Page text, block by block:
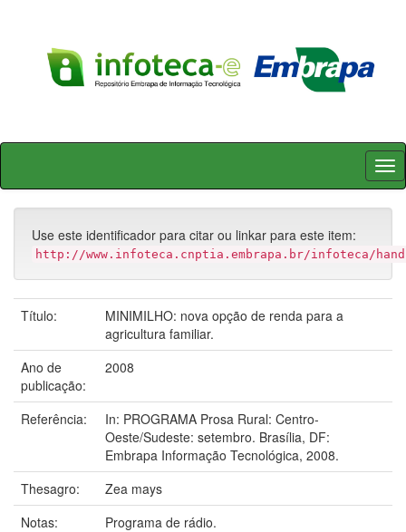
Skip
Use este identificador para citar ou linkar para este item:
http://www.infoteca.cnptia.embrapa.br/infoteca/
Título:
MINIMILHO: nova opção de renda para a
agricultura familiar.
Ano de
publicação:
2008
Referência:
In: PROGRAMA Prosa Rural: Centro-
Oeste/Sudeste: setembro. Brasília, DF:
Embrapa Informação Tecnológica, 2008.
Thesagro:
Zea mays
Notas:
Programa de rádio.